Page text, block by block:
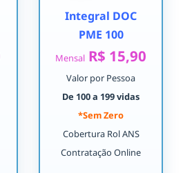
Integral DOC
PME 100
Mensal R$ 15,90
Valor por Pessoa
De 100 a 199 vidas
*Sem Zero
Cobertura Rol ANS
Contratação Online